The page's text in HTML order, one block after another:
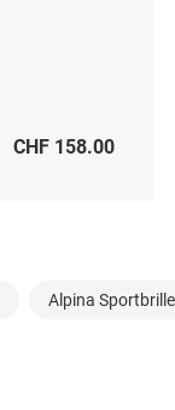
CHF 158.00
Alpina